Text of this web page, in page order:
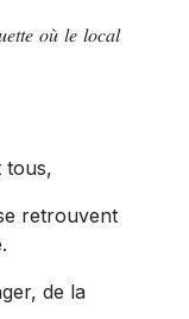
𝑜𝑢̀ 𝑙𝑒 𝑙𝑜𝑐𝑎𝑙
tous,
retrouvent
de la